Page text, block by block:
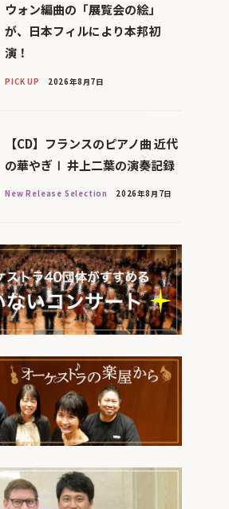
ウォン編曲の「展覧会の絵」
が、日本フィルにより本邦初
演！
PICK UP 2026年8月7日
【CD】フランスのピアノ曲 近代
の華やぎⅠ 井上二葉の演奏記録
New Release Selection 2026年8月7日